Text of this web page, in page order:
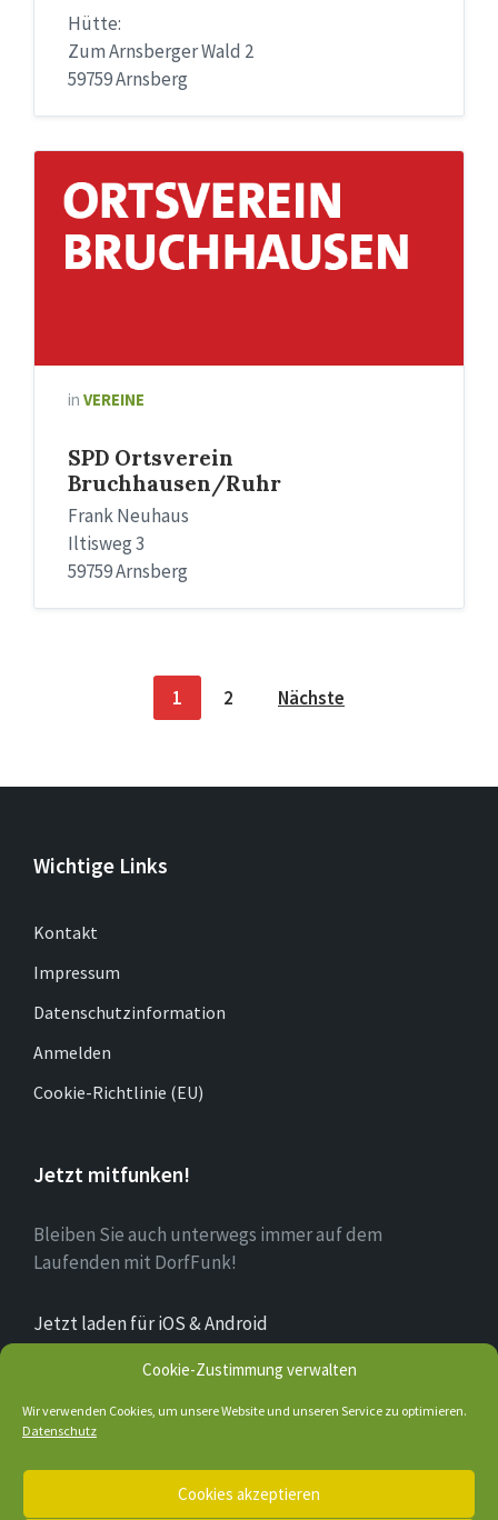
Cookie-Zustimmung verwalten
Wir verwenden Cookies, um unsere Website und unseren Service zu optimieren.
Datenschutz
Cookies akzeptieren
Hütte:
Zum Arnsberger Wald 2
59759 Arnsberg
in VEREINE
SPD Ortsverein
Bruchhausen/Ruhr
Frank Neuhaus
Iltisweg 3
59759 Arnsberg
Seitennummerierung
Beiträge
1 2 Nächste
Wichtige Links
Kontakt
Impressum
Datenschutzinformation
Anmelden
Cookie-Richtlinie (EU)
Jetzt mitfunken!
Bleiben Sie auch unterwegs immer auf dem
Laufenden mit DorfFunk!
Jetzt laden für iOS & Android
Facebook